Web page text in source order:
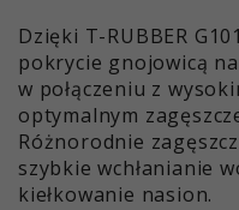
Dzięki T-RUBBER
pokrycie gnojowicą
w połączeniu z
optymalnym
Różnorodnie
szybkie wchłanianie
kiełkowanie nasion.
Dostawca Google
Czas
działania
2 lata
Cel Służy